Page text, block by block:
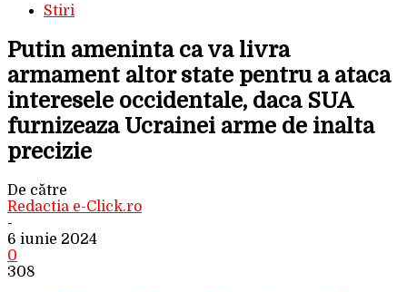
Stiri
Putin ameninta ca va livra
armament altor state pentru a ataca
interesele occidentale, daca SUA
furnizeaza Ucrainei arme de inalta
precizie
De către
Redactia e-Click.ro
-
6 iunie 2024
0
308